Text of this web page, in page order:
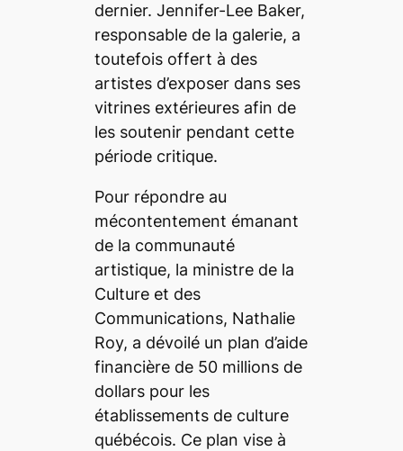
dernier. Jennifer-Lee Baker,
responsable de la galerie, a
toutefois offert à des
artistes d’exposer dans ses
vitrines extérieures afin de
les soutenir pendant cette
période critique.
Pour répondre au
mécontentement émanant
de la communauté
artistique, la ministre de la
Culture et des
Communications, Nathalie
Roy, a dévoilé un plan d’aide
financière de 50 millions de
dollars pour les
établissements de culture
québécois. Ce plan vise à